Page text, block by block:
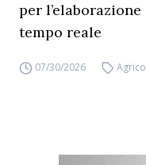
per
tempo reale
07/30/2026